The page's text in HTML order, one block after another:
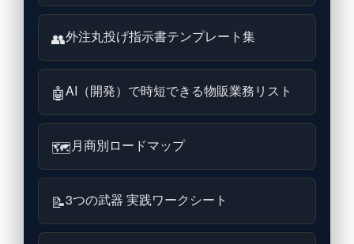
👥外注丸投げ指示書テンプレート集
🤖AI（開発）で時短できる物販業務リスト
🗺月商別ロードマップ
📝3つの武器 実践ワークシート